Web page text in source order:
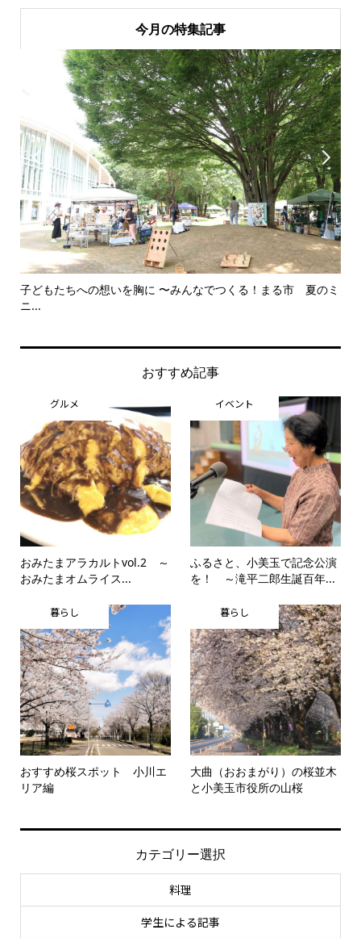
今月の特集記事

子どもたちへの想いを胸に 〜みんなでつくる！まる市 夏のミ
ニ...

おすすめ記事
グルメ
おみたまアラカルトvol.2 ～
おみたまオムライス...
イベント
ふるさと、小美玉で記念公演
を！ ～滝平二郎生誕百年...
暮らし
おすすめ桜スポット 小川エ
リア編
暮らし
大曲（おおまがり）の桜並木
と小美玉市役所の山桜
カテゴリー選択
料理
学生による記事